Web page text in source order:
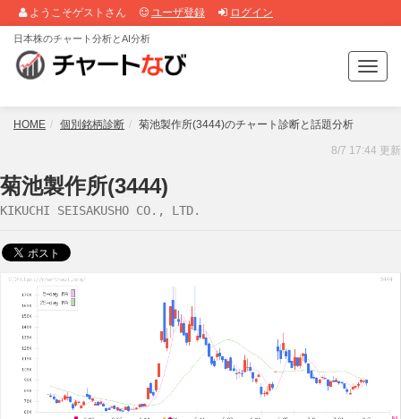
ようこそゲストさん ユーザ登録 ログイン
T
o
g
e
日本株のチャート分析とAI分析
HOME 個別銘柄診断 菊池製作所(3444)のチャート診断と話題分析
8/7 17:44 更新
菊池製作所(3444)
KIKUCHI SEISAKUSHO CO., LTD.